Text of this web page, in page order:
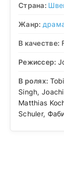
Страна:
Жанр:
В качестве:
Режиссер:
В ролях:
Singh,
Matthias
Schuler,